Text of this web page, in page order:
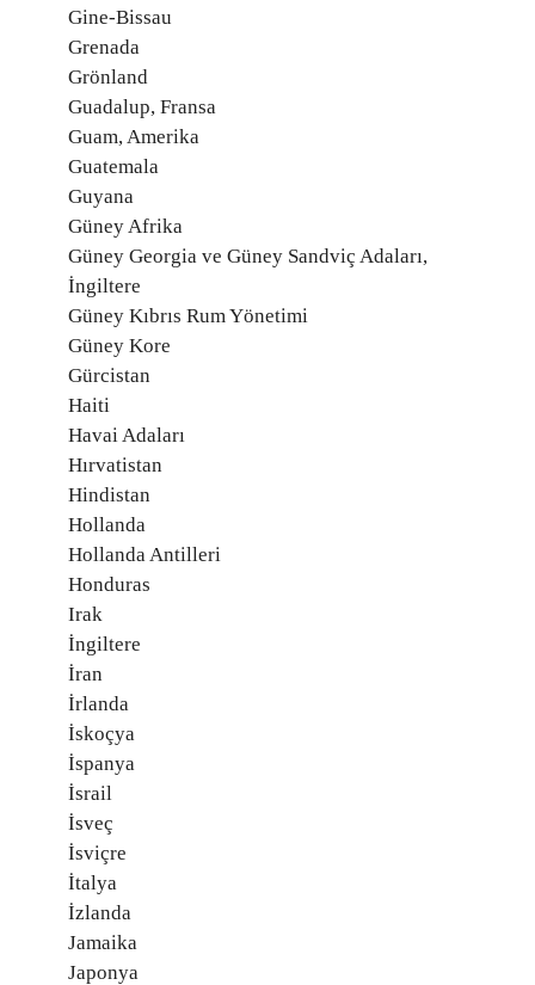
Gine-Bissau
Grenada
Grönland
Guadalup, Fransa
Guam, Amerika
Guatemala
Guyana
Güney Afrika
Güney Georgia ve Güney Sandviç Adaları,
İngiltere
Güney Kıbrıs Rum Yönetimi
Güney Kore
Gürcistan
Haiti
Havai Adaları
Hırvatistan
Hindistan
Hollanda
Hollanda Antilleri
Honduras
Irak
İngiltere
İran
İrlanda
İskoçya
İspanya
İsrail
İsveç
İsviçre
İtalya
İzlanda
Jamaika
Japonya